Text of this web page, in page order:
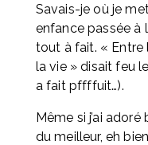
Savais-je où je
enfance passée à
tout à fait. « Entre
la vie » disait feu
a fait pffffuit…).
Même si j’ai
du meilleur, eh